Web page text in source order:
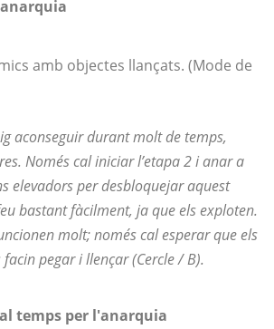
amb objectes llançats. (Mode de
aconseguir durant molt de temps,
Només cal iniciar l’etapa 2 i anar a
elevadors per desbloquejar aquest
bastant fàcilment, ja que els exploten.
molt; només cal esperar que els
pegar i llençar (Cercle / B).
temps per l'anarquia